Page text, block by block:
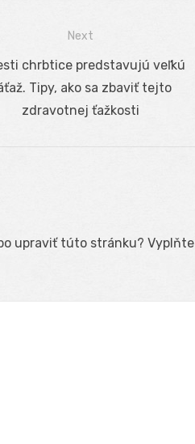
Next
chrbtice predstavujú veľkú
Tipy, ako sa zbaviť tejto
zdravotnej ťažkosti
upraviť túto stránku? Vyplňte